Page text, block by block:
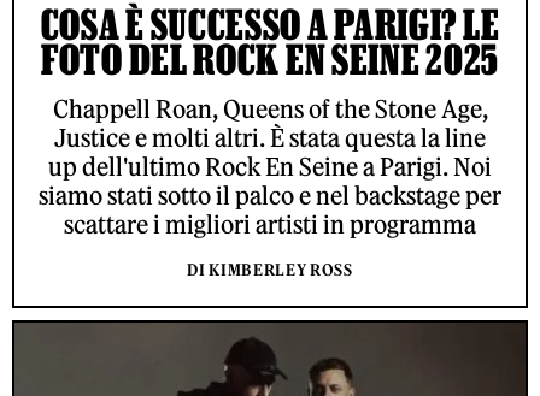
COSA È SUCCESSO A PARIGI? LE
FOTO DEL ROCK EN SEINE 2025
Chappell Roan, Queens of the Stone Age,
Justice e molti altri. È stata questa la line
up dell'ultimo Rock En Seine a Parigi. Noi
siamo stati sotto il palco e nel backstage per
scattare i migliori artisti in programma
DI KIMBERLEY ROSS